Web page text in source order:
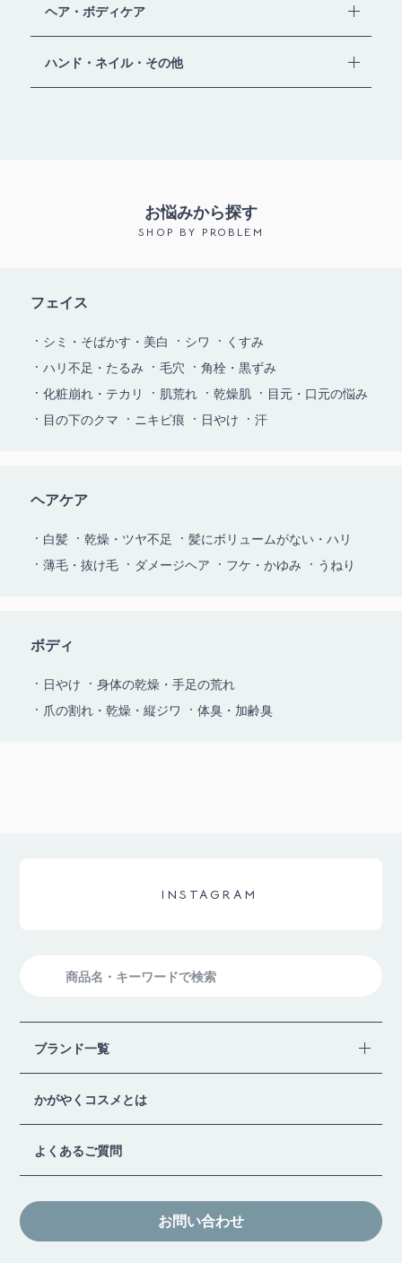
ヘア・ボディケア
ハンド・ネイル・その他
お悩みから探す
SHOP BY PROBLEM
フェイス
シミ・そばかす・美白 シワ
くすみ
ハリ不足・たるみ
毛穴
角栓・黒ずみ
化粧崩れ・テカリ
肌荒れ 乾燥肌
目元・口元の悩み
目の下のクマ
ニキビ痕 日やけ 汗
ヘアケア
白髪 乾燥・ツヤ不足
髪にボリュームがない・ハリ
薄毛・抜け毛
ダメージヘア フケ・かゆみ うねり
ボディ
日やけ
身体の乾燥・手足の荒れ
爪の割れ・乾燥・縦ジワ
体臭・加齢臭
INSTAGRAM
ブランド一覧
かがやくコスメとは
よくあるご質問
お問い合わせ